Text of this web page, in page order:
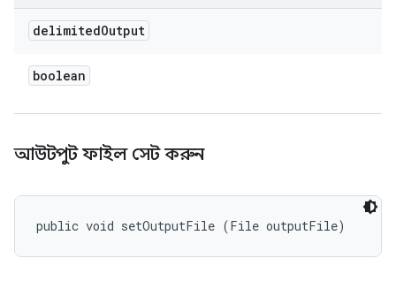
delimitedOutput
boolean
আউটপুট ফাইল সেট করুন
public void setOutputFile (File outputFile)